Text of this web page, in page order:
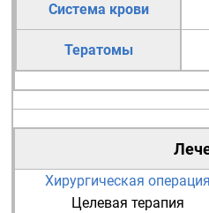
Система крови
Тератомы
Хирургическая операция
Целевая терапия